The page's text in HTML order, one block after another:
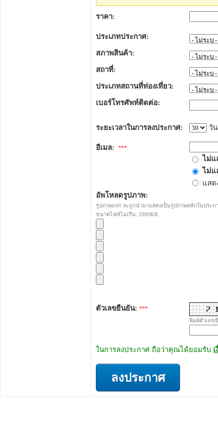
ราคา:
ประเภทประกาศ:
สภาพสินค้า:
สถาที่:
ประเภทสถานที่ท่องเที่ยว:
เบอร์โทรศัพท์ติดต่อ:
ระยะเวลาในการลงประกาศ: วัน
อีเมล: ***
ไม่แ
ไม่แ
แสด
อัพโหลดรูปภาพ:
รูปภาพแรก จะถูกนำมาแสดงเป็นรูปภาพหลักในประ
ขนาดไฟล์ไม่เกืน: 2000KB
ตัวเลขยืนยัน: ***
พิมพ์ตัวเลข
ในการลงประกาศ ถือว่าคุณได้ยอมรับ
ลงประกาศ